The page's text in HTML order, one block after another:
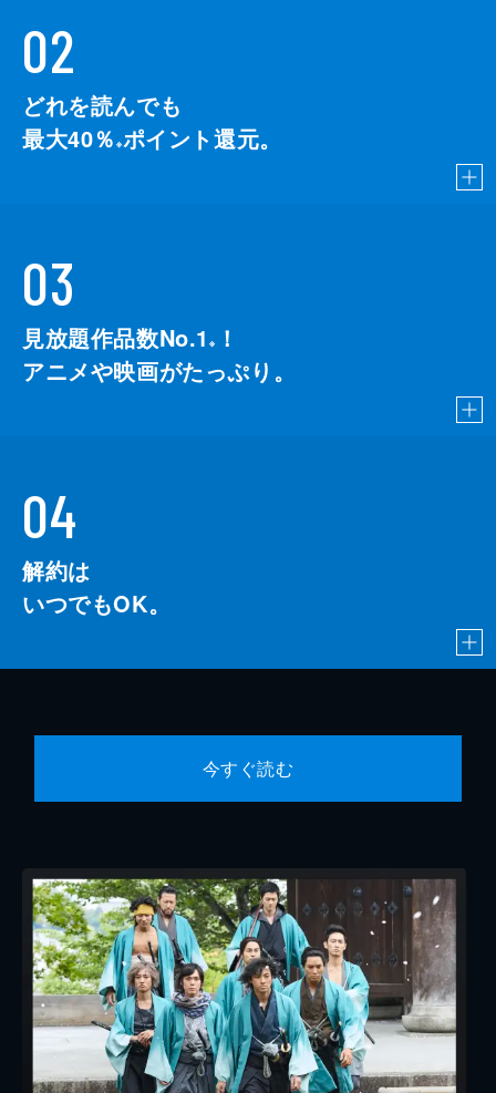
02
どれを読んでも
最大40％ ※ポイント還元。
03
見放題作品数No.1 ※
！
アニメや映画がたっぷり。
04
解約は
いつでもOK。
今すぐ読む